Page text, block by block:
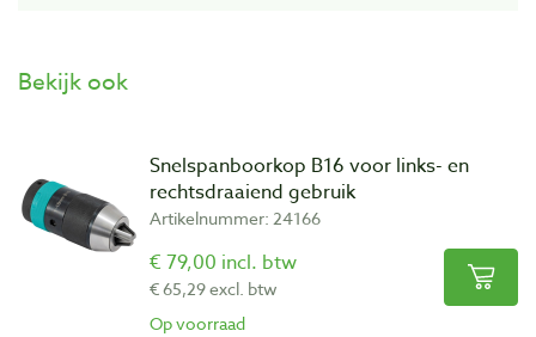
Bekijk ook
Snelspanboorkop B16 voor links- en
rechtsdraaiend gebruik
Artikelnummer: 24166
€ 79,00 incl. btw
€ 65,29 excl. btw
Op voorraad